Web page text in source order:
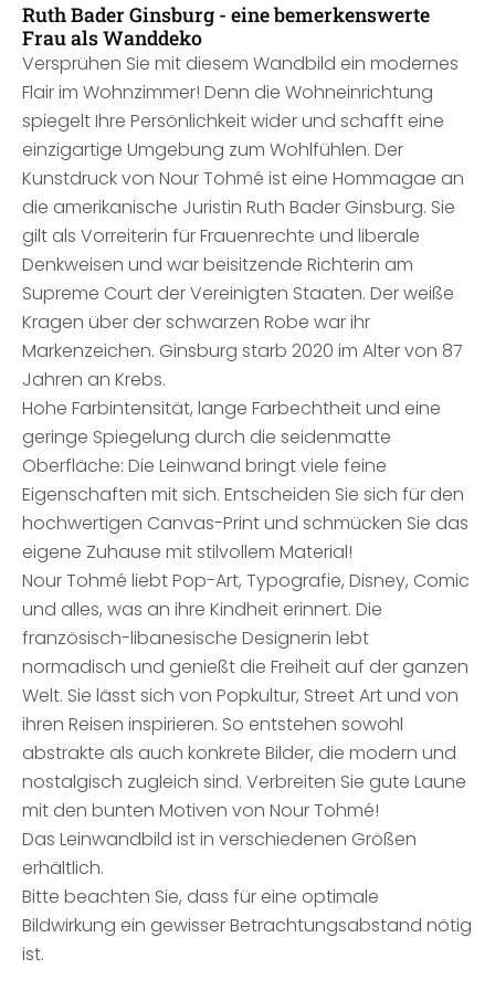
Ruth Bader Ginsburg - eine bemerkenswerte
Frau als Wanddeko
Versprühen Sie mit diesem Wandbild ein modernes
Flair im Wohnzimmer! Denn die Wohneinrichtung
spiegelt Ihre Persönlichkeit wider und schafft eine
einzigartige Umgebung zum Wohlfühlen. Der
Kunstdruck von Nour Tohmé ist eine Hommagae an
die amerikanische Juristin Ruth Bader Ginsburg. Sie
gilt als Vorreiterin für Frauenrechte und liberale
Denkweisen und war beisitzende Richterin am
Supreme Court der Vereinigten Staaten. Der weiße
Kragen über der schwarzen Robe war ihr
Markenzeichen. Ginsburg starb 2020 im Alter von 87
Jahren an Krebs.
Hohe Farbintensität, lange Farbechtheit und eine
geringe Spiegelung durch die seidenmatte
Oberfläche: Die Leinwand bringt viele feine
Eigenschaften mit sich. Entscheiden Sie sich für den
hochwertigen Canvas-Print und schmücken Sie das
eigene Zuhause mit stilvollem Material!
Nour Tohmé liebt Pop-Art, Typografie, Disney, Comic
und alles, was an ihre Kindheit erinnert. Die
französisch-libanesische Designerin lebt
normadisch und genießt die Freiheit auf der ganzen
Welt. Sie lässt sich von Popkultur, Street Art und von
ihren Reisen inspirieren. So entstehen sowohl
abstrakte als auch konkrete Bilder, die modern und
nostalgisch zugleich sind. Verbreiten Sie gute Laune
mit den bunten Motiven von Nour Tohmé!
Das Leinwandbild ist in verschiedenen Größen
erhältlich.
Bitte beachten Sie, dass für eine optimale
Bildwirkung ein gewisser Betrachtungsabstand nötig
ist.